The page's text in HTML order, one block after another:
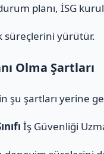
planı, İSG
süreçlerini yürütür.
Olma Şartları
şu şartları yerine
İş Güvenliği